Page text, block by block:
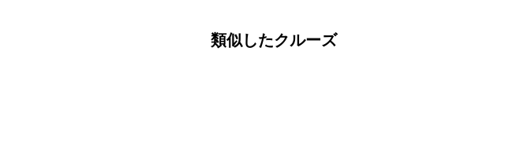
類似したクルーズ